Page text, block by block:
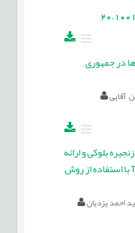
در جمهوری
بلوکی و ارائه
مدل ترکیبی پذیرش فناوری TAM و TOE با استفاده از روش
احمد یزدیان